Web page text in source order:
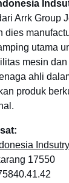
Arrk Group
dies
utama
mesin
ahli
produk
Indsutry
17550